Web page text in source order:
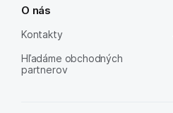
O nás
Kontakty
Hľadáme obchodných
partnerov